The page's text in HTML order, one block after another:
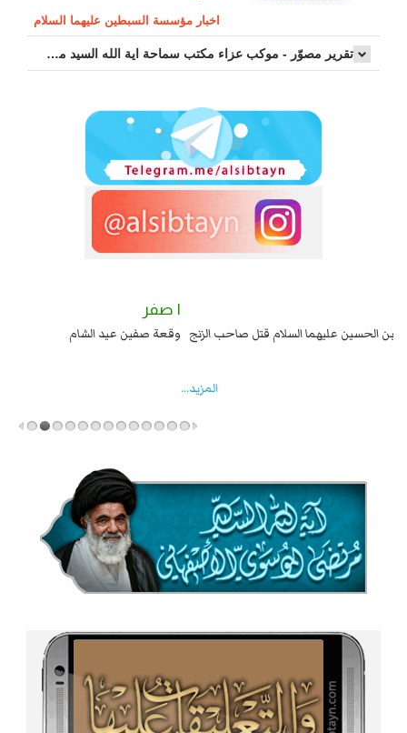
اخبار مؤسسة السبطين عليهما السلام
تقرير مصوّر - موكب عزاء مکتب سماحة اية الله السيد مرتضى الموسوي الاصفهاني في يوم إستشهاد السيدة فاطم...
السبايا عند يزيد شهادة زيد بن علي بن الحسين عليهما السلام قتل صاحب الزنج